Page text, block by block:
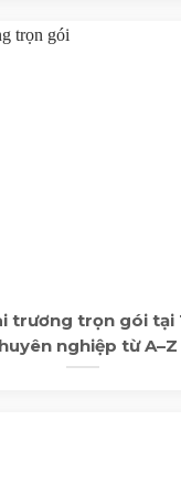
trương trọn gói tại
nghiệp từ A–Z